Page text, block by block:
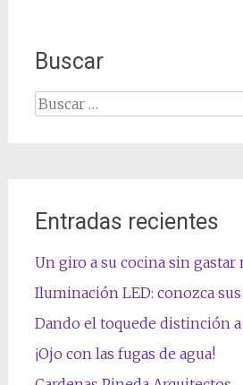
Buscar
Buscar:
Entradas recientes
Un giro a su cocina sin gastar
Iluminación LED: conozca
Dando el toquede distinción
¡Ojo con las fugas de agua!